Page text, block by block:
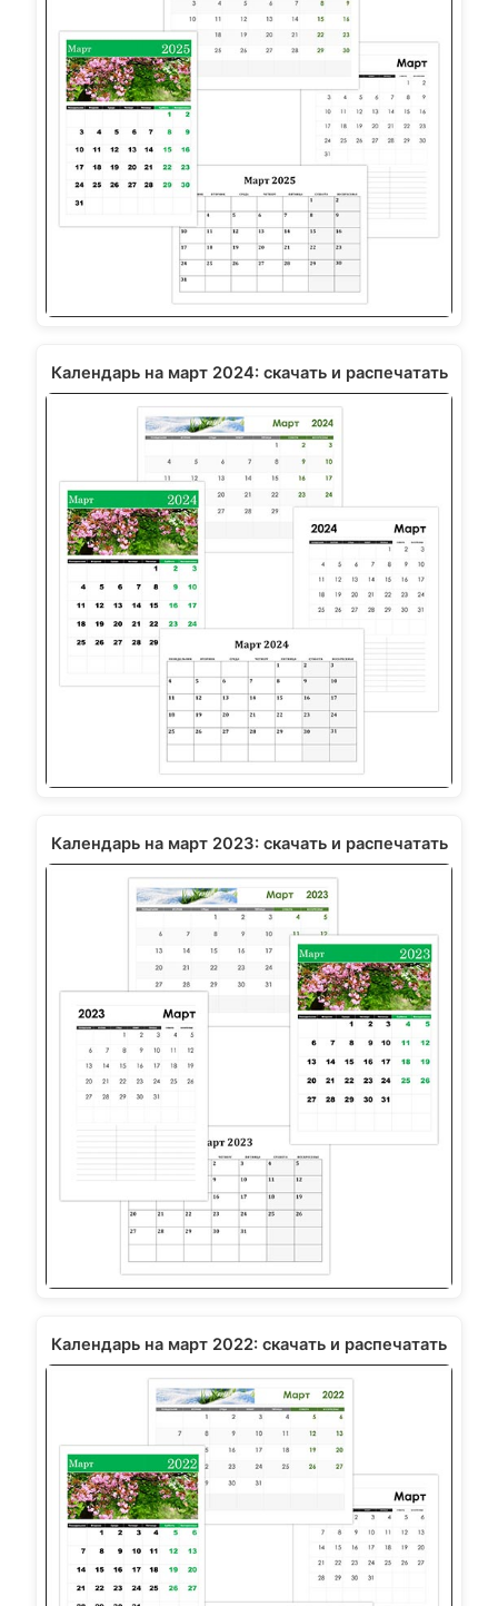
Календарь на март 2024: скачать и распечатать
Календарь на март 2023: скачать и распечатать
Календарь на март 2022: скачать и распечатать